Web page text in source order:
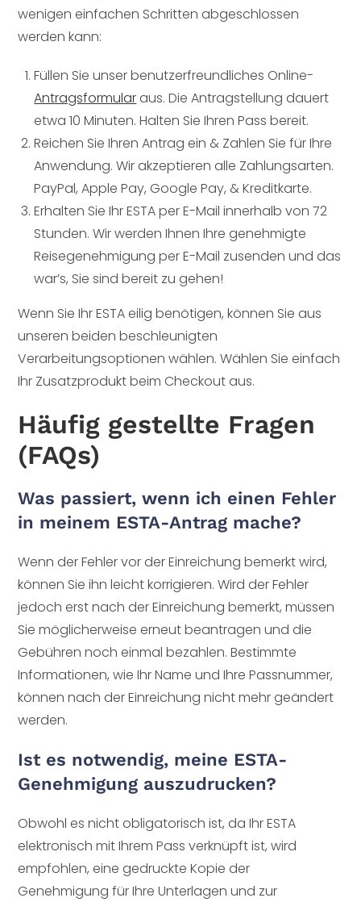
wenigen einfachen Schritten abgeschlossen
werden kann:
Füllen Sie unser benutzerfreundliches Online-
Antragsformularaus. Die Antragstellung dauert
etwa 10 Minuten. Halten Sie Ihren Pass bereit.
Reichen Sie Ihren Antrag ein & Zahlen Sie für Ihre
Anwendung. Wir akzeptieren alle Zahlungsarten.
PayPal, Apple Pay, Google Pay, & Kreditkarte.
Erhalten Sie Ihr ESTA per E-Mail innerhalb von 72
Stunden. Wir werden Ihnen Ihre genehmigte
Reisegenehmigung per E-Mail zusenden und das
war’s, Sie sind bereit zu gehen!
Wenn Sie Ihr ESTA eilig benötigen, können Sie aus
unseren beiden beschleunigten
Verarbeitungsoptionen wählen. Wählen Sie einfach
Ihr Zusatzprodukt beim Checkout aus.
Häufig gestellte Fragen
(FAQs)
Was passiert, wenn ich einen Fehler
in meinem ESTA-Antrag mache?
Wenn der Fehler vor der Einreichung bemerkt wird,
können Sie ihn leicht korrigieren. Wird der Fehler
jedoch erst nach der Einreichung bemerkt, müssen
Sie möglicherweise erneut beantragen und die
Gebühren noch einmal bezahlen. Bestimmte
Informationen, wie Ihr Name und Ihre Passnummer,
können nach der Einreichung nicht mehr geändert
werden.
Ist es notwendig, meine ESTA-
Genehmigung auszudrucken?
Obwohl es nicht obligatorisch ist, da Ihr ESTA
elektronisch mit Ihrem Pass verknüpft ist, wird
empfohlen, eine gedruckte Kopie der
Genehmigung für Ihre Unterlagen und zur